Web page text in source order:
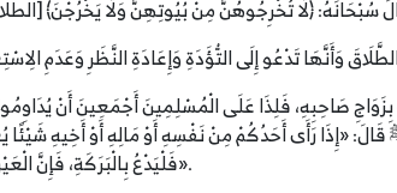
صَاحِبِهِ، فَلِذَا عَلَى الْمُسْلِمِينَ أَجْمَعِينَ أَنْ
«إِذَا رَأَى أَحَدُكُمْ مِنْ نَفْسِهِ أَوْ مَالِهِ أَوْ أَخِيهِ شَيْئًا
فَلْيَدْعُ بِالْبَرَكَةِ، فَإِنَّ الْعَيْنَ حَقٌّ».